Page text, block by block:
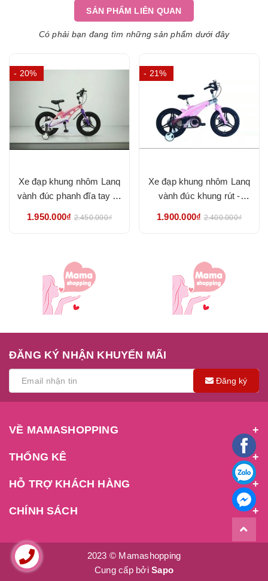
SẢN PHẨM LIÊN QUAN
Có phải bạn đang tìm những sản phẩm dưới đây
- 20%
Xe đạp khung nhôm Lanq
vành đúc phanh đĩa tay lái
1.950.000₫ 2.450.000₫
- 21%
Xe đạp khung nhôm Lanq
vành đúc khung rút -
1.900.000₫ 2.400.000₫
ĐĂNG KÝ NHẬN KHUYẾN MÃI
Đăng ký
VỀ MAMASHOPPING
THỐNG KÊ
HỖ TRỢ KHÁCH HÀNG
CHÍNH SÁCH
2023 © Mamashopping
Cung cấp bởiSapo